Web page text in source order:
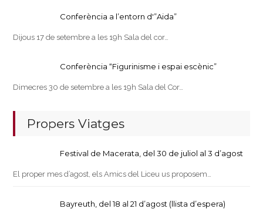
Conferència a l’entorn d'”Aida”
Dijous 17 de setembre a les 19h Sala del cor…
Conferència “Figurinisme i espai escènic”
Dimecres 30 de setembre a les 19h Sala del Cor…
Propers Viatges
Festival de Macerata, del 30 de juliol al 3 d’agost
El proper mes d’agost, els Amics del Liceu us proposem…
Bayreuth, del 18 al 21 d’agost (llista d’espera)